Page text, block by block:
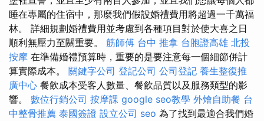
睡在專屬的住宿中，那麼我們假設婚禮費用將超過一千萬福
林。 詳細規劃婚禮費用並考慮到各種項目對於使大喜之日
順利無壓力至關重要。 筋師傅 台中 推拿 台胞證高雄 北投
按摩 在準備婚禮預算時，重要的是要注意每一個細節併計
算實際成本。 關鍵字公司 登記公司 公司登記 養生整復推
廣中心 餐飲成本受客人數量、餐飲品質以及服務類型的影
響。 數位行銷公司 按摩課 google seo教學 外燴自助餐 台
中整骨推薦 泰國簽證 設立公司 seo 為了找到最適合我們婚